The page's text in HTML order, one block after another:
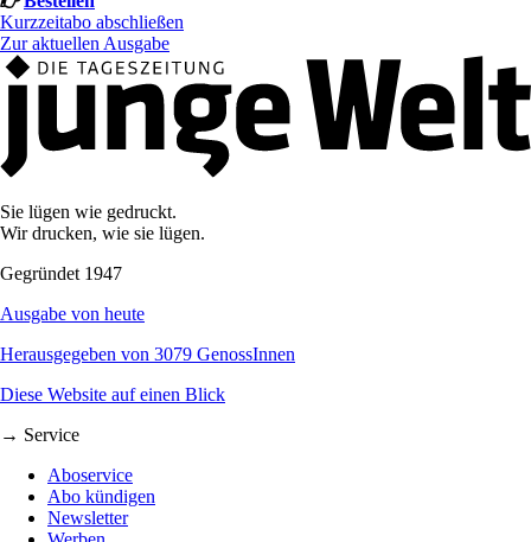
Kurzzeitabo abschließen
Zur aktuellen Ausgabe
Sie lügen wie gedruckt.
Wir drucken, wie sie lügen.
Gegründet 1947
Ausgabe von heute
Herausgegeben von 3079 GenossInnen
Diese Website auf einen Blick
→ Service
Aboservice
Abo kündigen
Newsletter